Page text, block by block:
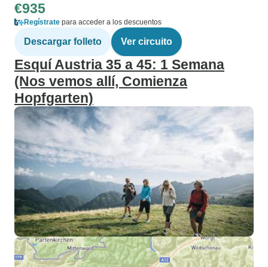
€935
Regístrate para acceder a los descuentos
Descargar folleto Ver circuito
Esquí Austria 35 a 45: 1 Semana
(Nos vemos allí, Comienza
Hopfgarten)